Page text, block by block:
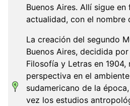
Buenos Aires. Allí sigue en
actualidad, con el nombre
La creación del segundo
Buenos Aires, decidida
Filosofía y Letras en 1904,
perspectiva en el
sudamericano de la
vez los estudios